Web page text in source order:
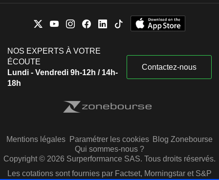
NOS EXPERTS À VOTRE
ÉCOUTE
Lundi - Vendredi 9h-12h / 14h-
18h
Contactez-nous
Mentions légales Paramétrer les cookies Blog Zonebourse
Qui sommes-nous ?
Copyright © 2026 Surperformance SAS. Tous droits réservés.
Les cotations sont fournies par Factset, Morningstar et S&P